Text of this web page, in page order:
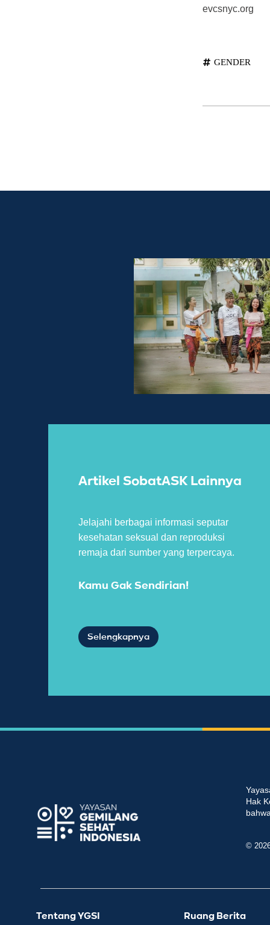
evcsnyc.org
GENDER
Artikel SobatASK Lainnya
Jelajahi berbagai informasi seputar
kesehatan seksual dan reproduksi
remaja dari sumber yang terpercaya.
Kamu Gak Sendirian!
Selengkapnya
Hak
©
Tentang YGSI Ruang Berita